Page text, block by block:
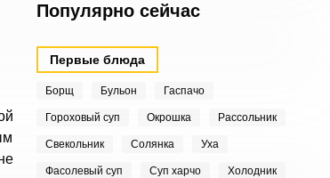
Популярно сейчас
Первые блюда
Борщ Бульон Гаспачо
Гороховый суп Окрошка Рассольник
Свекольник Солянка Уха
Фасолевый суп Суп харчо Холодник